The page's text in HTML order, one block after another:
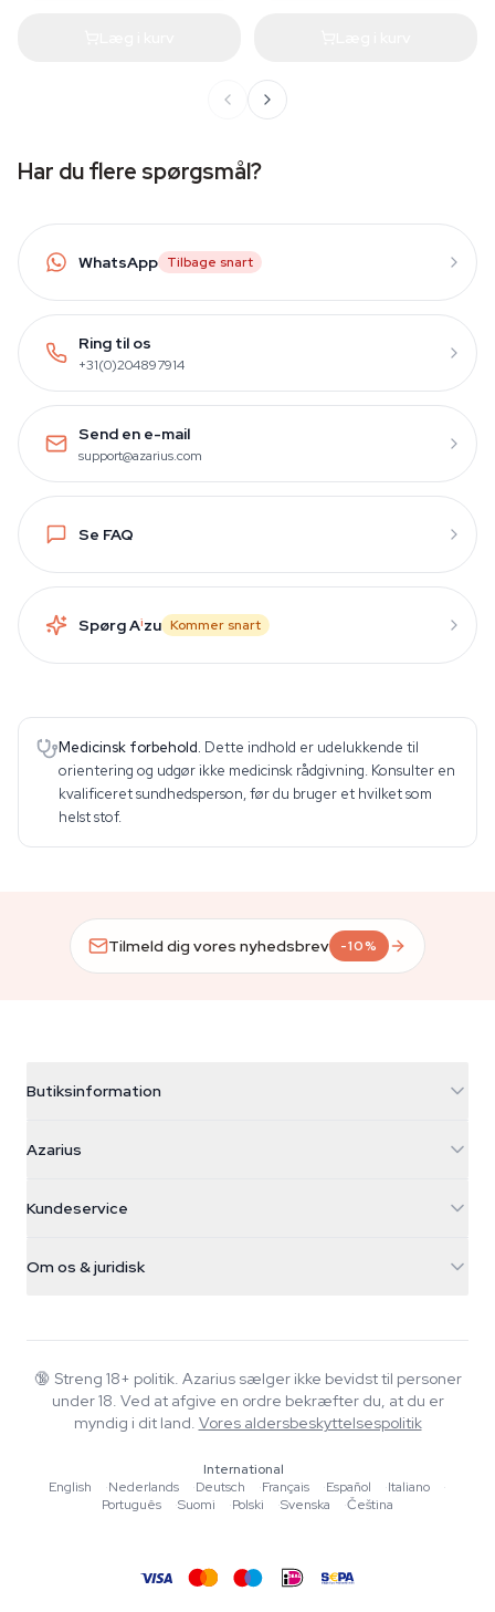
Har du flere spørgsmål?
WhatsApp Tilbage snart
Ring til os
+31(0)204897914
Send en e-mail
support@azarius.com
Se FAQ
Spørg Aizu Kommer snart
Medicinsk forbehold. Dette indhold er udelukkende til
orientering og udgør ikke medicinsk rådgivning. Konsulter en
kvalificeret sundhedsperson, før du bruger et hvilket som
helst stof.
Tilmeld dig vores nyhedsbrev -10%
Butiksinformation
Galvaniweg 11
Nederland
+31(0)204897914
Azarius
Smokeshop
Kundeservice
Returpolitik
FAQ
Privatlivspolitik
Om os & juridisk
Wiki
Blog
Musik
Redaktionelle standarder
Værktøjer & Beregnere
🔞 Streng 18+ politik. Azarius sælger ikke bevidst til personer
under 18. Ved at afgive en ordre bekræfter du, at du er
myndig i dit land. Vores aldersbeskyttelsespolitik
International
English
·Nederlands ·Deutsch ·Français ·Español ·Italiano
·
Português
·Suomi ·Polski ·Svenska ·Čeština